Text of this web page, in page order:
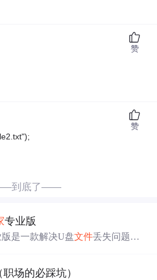
赞
赞
到底了——
专业版
是一款解决U盘文件丢失问题的
成功率，操作简单，恢复效果出
职场的必踩坑）